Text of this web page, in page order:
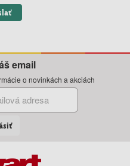
email
o novinkách a akciách